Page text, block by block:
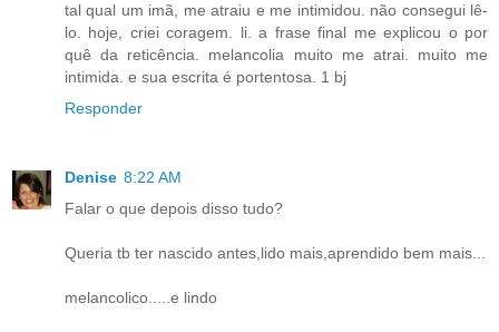
tal qual um imã, me atraiu e me intimidou. não consegui lê-
lo. hoje, criei coragem. li. a frase final me explicou o por
quê da reticência. melancolia muito me atrai. muito me
intimida. e sua escrita é portentosa. 1 bj
Responder
Denise 8:22 AM
Falar o que depois disso tudo?
Queria tb ter nascido antes,lido mais,aprendido bem mais...
melancolico.....e lindo